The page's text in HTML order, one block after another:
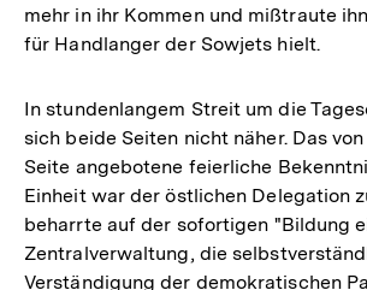
mehr in ihr Kommen und mißtraute
für Handlanger der Sowjets hielt.
In stundenlangem Streit um die
sich beide Seiten nicht näher. Das
Seite angebotene feierliche
Einheit war der östlichen Delegation
beharrte auf der sofortigen "Bildung
Zentralverwaltung, die
Verständigung der demokratischen